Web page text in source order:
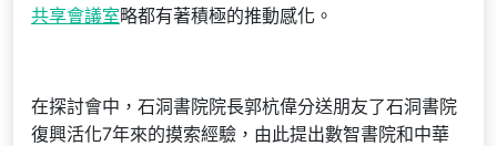
共享會議室略都有著積極的推動感化。
在探討會中，石洞書院院長郭杭偉分送朋友了石洞書院
復興活化7年來的摸索經驗，由此提出數智書院和中華